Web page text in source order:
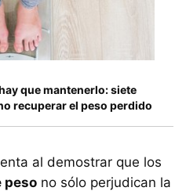
que mantenerlo: siete
recuperar el peso perdido
al demostrar que los
peso no sólo perjudican la